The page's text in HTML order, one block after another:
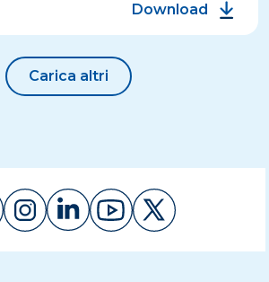
Download
Carica altri